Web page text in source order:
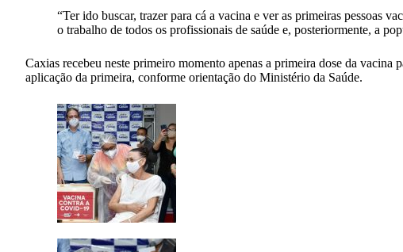
“Ter ido buscar, trazer para cá a vacina e ver as primeiras pessoas
o trabalho de todos os profissionais de saúde e, posteriormente, a
Caxias recebeu neste primeiro momento apenas a primeira dose da vacina
aplicação da primeira, conforme orientação do Ministério da Saúde.